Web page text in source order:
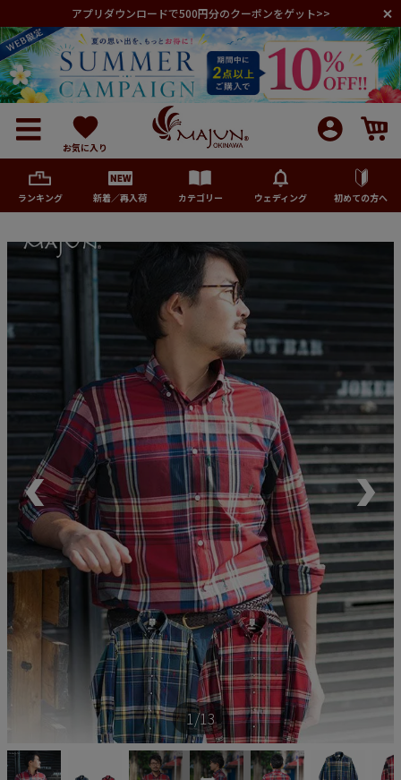
アプリダウンロードで500円分のクーポンをゲット>>
お気に入り
ランキング 新着／再入荷 カテゴリー ウェディング 初めての方へ
メンズ
キッズ
ペア商品
ランキング
新商品
再入荷商品
アウトレット
サイズから探す
レーベルから探す
1/13